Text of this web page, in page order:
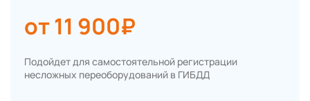
от 11 900₽
Подойдет для самостоятельной регистрации
несложных переоборудований в ГИБДД